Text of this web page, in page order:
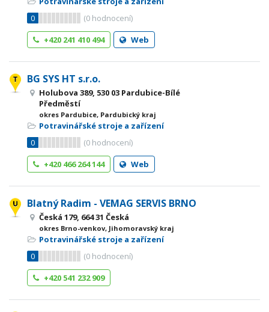
0
(0 hodnocení)
+420 241 410 494
Web
BG SYS HT s.r.o.
Holubova 389, 530 03 Pardubice-Bílé
Předměstí
okres Pardubice, Pardubický kraj
Potravinářské stroje a zařízení
0
(0 hodnocení)
+420 466 264 144
Web
Blatný Radim - VEMAG SERVIS BRNO
Česká 179, 664 31 Česká
okres Brno-venkov, Jihomoravský kraj
Potravinářské stroje a zařízení
0
(0 hodnocení)
+420 541 232 909